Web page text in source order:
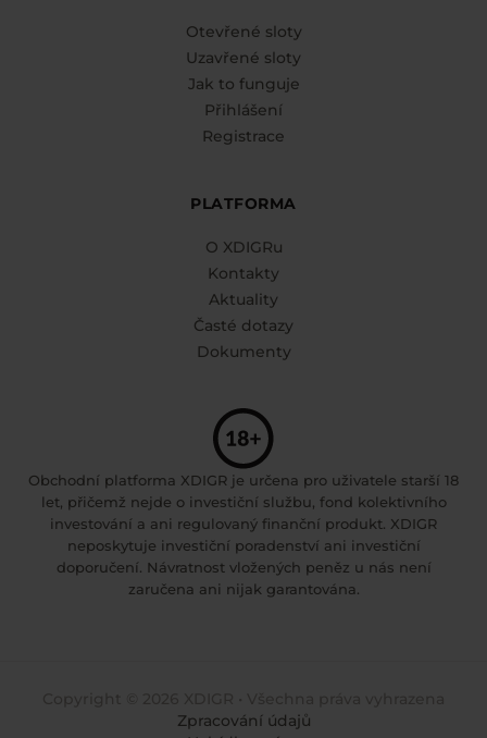
Otevřené sloty
Uzavřené sloty
Jak to funguje
Přihlášení
Registrace
PLATFORMA
O XDIGRu
Kontakty
Aktuality
Časté dotazy
Dokumenty
Obchodní platforma XDIGR je určena pro uživatele starší 18
let, přičemž nejde o investiční službu, fond kolektivního
investování a ani regulovaný finanční produkt. XDIGR
neposkytuje investiční poradenství ani investiční
doporučení. Návratnost vložených peněz u nás není
zaručena ani nijak garantována.
Zpracování údajů